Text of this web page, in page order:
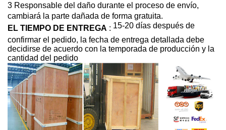
3 Responsable del daño durante el proceso de envío,
cambiará la parte dañada de forma gratuita.
EL TIEMPO DE ENTREGA : 15-20 días después de
confirmar el pedido, la fecha de entrega detallada debe
decidirse de acuerdo con la temporada de producción y la
cantidad del pedido